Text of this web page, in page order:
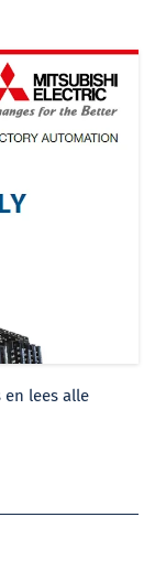
en lees alle